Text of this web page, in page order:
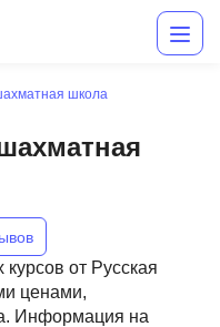
школа
от Русская
ценами,
Информация на